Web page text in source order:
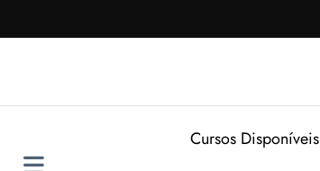
para
Cursos Disponíveis